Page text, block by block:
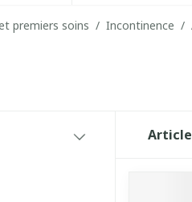
premiers soins / Incontinence /